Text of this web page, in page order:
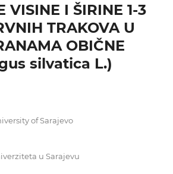
VISINE I ŠIRINE 1-3
TRAKOVA U
OBIČNE
silvatica L.)
of Sarajevo
u Sarajevu